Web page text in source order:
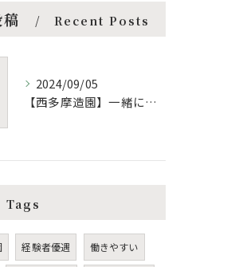
Recent Posts
2024/09/05
【西多摩造園】一緒にアットフォームな職場で働きませんか？
Tags
経験者優遇 働きやすい